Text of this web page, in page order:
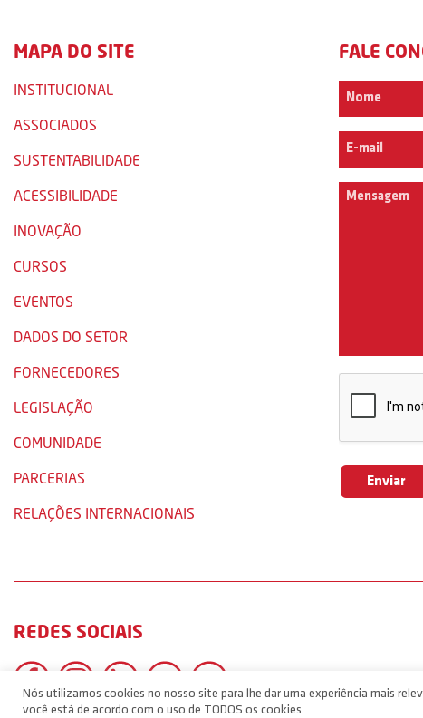
MAPA DO SITE
INSTITUCIONAL
ASSOCIADOS
SUSTENTABILIDADE
ACESSIBILIDADE
INOVAÇÃO
CURSOS
EVENTOS
DADOS DO SETOR
FORNECEDORES
LEGISLAÇÃO
COMUNIDADE
PARCERIAS
RELAÇÕES INTERNACIONAIS
FALE
REDES SOCIAIS
Nós utilizamos cookies no nosso site para lhe dar uma experiência mais
você está de acordo com o uso de TODOS os cookies.